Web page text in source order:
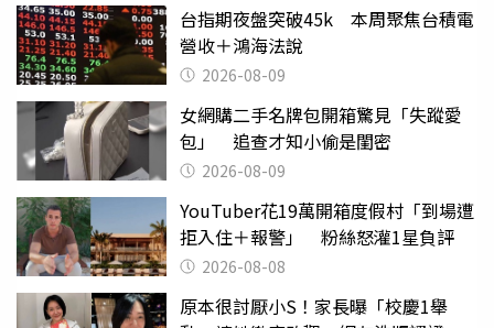
台指期夜盤突破45k 本周聚焦台積電
營收＋鴻海法說
2026-08-09
女網購二手名牌包開箱驚見「失蹤愛
包」 追查才知小偷是閨密
2026-08-09
YouTuber花19萬開箱度假村「到場遭
拒入住＋報警」 粉絲怒灌1星負評
2026-08-08
原本很討厭小S！家長曝「校慶1舉